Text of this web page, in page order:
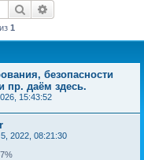
Поиск
из 1
безопасности
пр. даём здесь.
15:43:52
2022, 08:21:30